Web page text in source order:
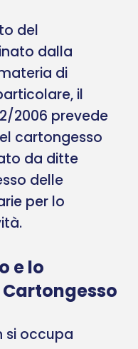
del
dalla
di
il
2006 prevede
cartongesso
da ditte
delle
per lo
e lo
si occupa